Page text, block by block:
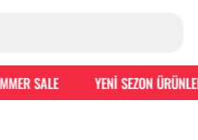
SALE YENİ SEZON